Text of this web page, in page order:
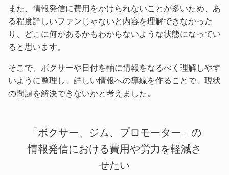
また、情報発信に費用をかけられないことが多いため、あ
る程度詳しいファンじゃないと内容を理解できなかった
り、どこに何があるかもわからないような状態になってい
ると思います。
そこで、ボクサーや日付を軸に情報をなるべく理解しやす
いように整理し、詳しい情報への導線を作ることで、現状
の問題を解決できないかと考えました。
「ボクサー、ジム、プロモーター」の
情報発信における費用や労力を軽減さ
せたい